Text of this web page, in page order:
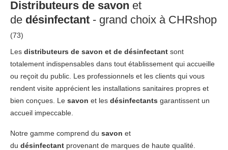
Distributeurs de savon et
de désinfectant - grand choix à CHRshop
(73)
Les distributeurs de savon et de désinfectant sont
totalement indispensables dans tout établissement qui accueille
ou reçoit du public. Les professionnels et les clients qui vous
rendent visite apprécient les installations sanitaires propres et
bien conçues. Le savon et les désinfectants garantissent un
accueil impeccable.
Notre gamme comprend du savon et
du désinfectant provenant de marques de haute qualité.